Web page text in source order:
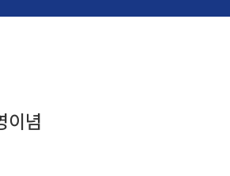
이념